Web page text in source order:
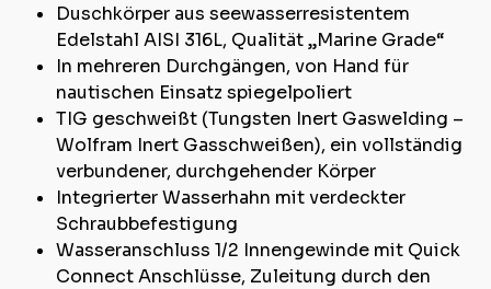
Duschkörper aus seewasserresistentem
Edelstahl AISI 316L, Qualität „Marine Grade“
In mehreren Durchgängen, von Hand für
nautischen Einsatz spiegelpoliert
TIG geschweißt (Tungsten Inert Gaswelding –
Wolfram Inert Gasschweißen), ein vollständig
verbundener, durchgehender Körper
Integrierter Wasserhahn mit verdeckter
Schraubbefestigung
Wasseranschluss 1/2 Innengewinde mit Quick
Connect Anschlüsse, Zuleitung durch den